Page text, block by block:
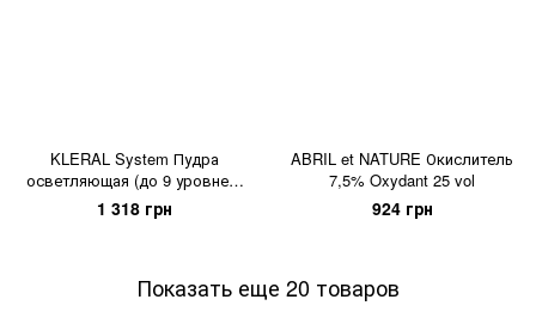
KLERAL System Пудра
осветляющая (до 9 уровней)
STAR POWDER
1 318 грн
ABRIL et NATURE Окислитель
7,5% Oxydant 25 vol
924 грн
Показать еще 20 товаров